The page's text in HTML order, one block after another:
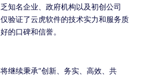
知名企业、政府机构以及初创公司
验证了云虎软件的技术实力和服务质
的口碑和信誉。
继续秉承“创新、务实、高效、共